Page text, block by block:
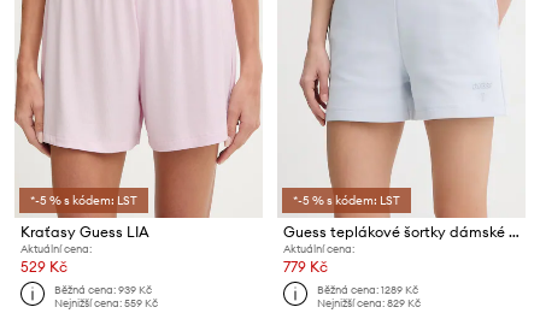
*-5 % s kódem: LST
Kraťasy Guess LIA
Aktuální cena:
529 Kč
Běžná cena:939 Kč
Nejnižší cena:559 Kč
*-5 % s kódem: LST
Guess teplákové šortky dámské bavlněné HABI
Aktuální cena:
779 Kč
Běžná cena:1289 Kč
Nejnižší cena:829 Kč